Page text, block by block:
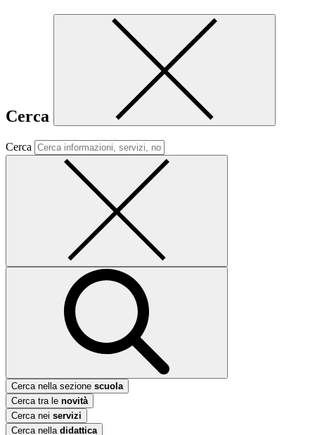
Cerca
Cerca
Cerca nella sezione scuola
Cerca tra le novità
Cerca nei servizi
Cerca nella didattica